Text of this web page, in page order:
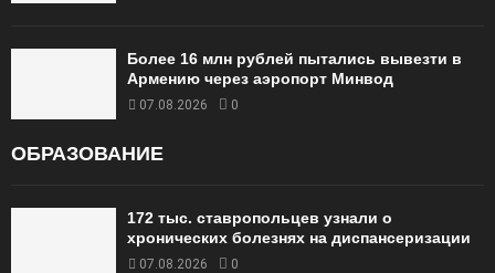
Более 16 млн рублей пытались вывезти в
Армению через аэропорт Минвод
07.08.2026 0
ОБРАЗОВАНИЕ
172 тыс. ставропольцев узнали о
хронических болезнях на диспансеризации
07.08.2026 0